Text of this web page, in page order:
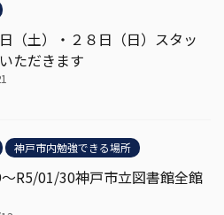
（土）・２８日（日）スタッ
ただきます
神戸市内勉強できる場所
R5/01/30神戸市立図書館全館